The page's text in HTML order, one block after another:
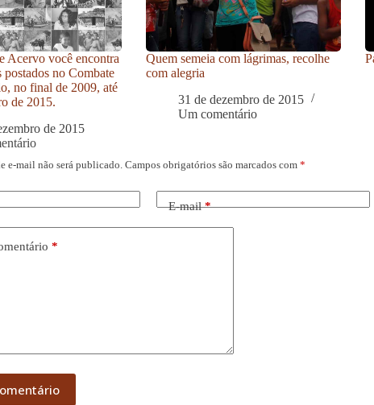
Acervo você encontra
postados no Combate
no final de 2009, até
de 2015.
de 2015
Quem semeia com lágrimas, recolhe
com alegria
31 de dezembro de 2015
Um comentário
e-mail não será publicado. Campos obrigatórios são marcados com *
E-mail*
*